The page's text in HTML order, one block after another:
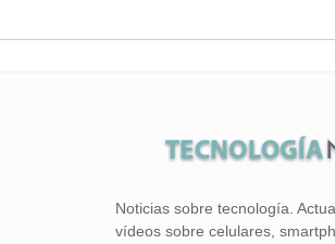
Noticias sobre tecnología.
vídeos sobre celulares,